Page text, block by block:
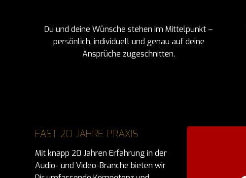
Du und deine Wünsche stehen im Mittelpunkt –
persönlich, individuell und genau auf deine
Ansprüche zugeschnitten.
FAST 20 JAHRE PRAXIS
Mit knapp 20 Jahren Erfahrung in der
Audio- und Video-Branche bieten wir